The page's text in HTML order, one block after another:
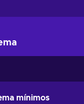
mínimos